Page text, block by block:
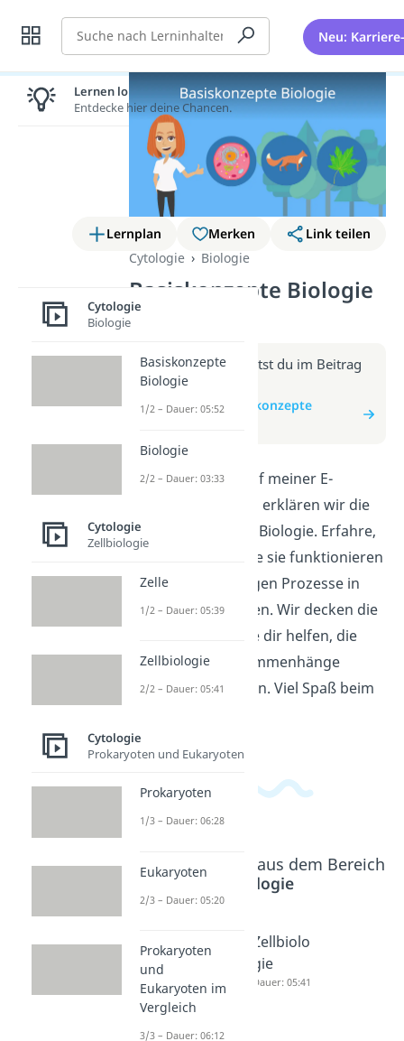
Suche Neu:
Lernplan Merken
Link teilen
Cytologie
Biologie
Basiskonzepte Biologie
(Video)
Weitere Infos erhältst du im Beitrag
zum Video
zum Beitrag: Basiskonzepte
In diesem Video auf meiner E-
Learning Plattform erklären wir die
Basiskonzepte der Biologie. Erfahre,
was Zellen sind, wie sie funktionieren
und welche wichtigen Prozesse in
Lebewesen ablaufen. Wir decken die
Grundlagen ab, die dir helfen, die
biologischen Zusammenhänge
besser zu verstehen. Viel Spaß beim
Beliebte Inhalte aus dem Bereich
Cytologie
Biologie
Dauer: 03:33
Zelle
Zellbiolo
gie
Dauer: 05:41
Lernen lohnt sich!
Entdecke hier deine Chancen.
Cytologie
Biologie
Basiskonzepte
Biologie
1/2 – Dauer: 05:52
Biologie
2/2 – Dauer: 03:33
Cytologie
Zellbiologie
Zelle
1/2 – Dauer: 05:39
Zellbiologie
2/2 – Dauer: 05:41
Cytologie
Prokaryoten und Eukaryoten
Prokaryoten
1/3 – Dauer: 06:28
Eukaryoten
2/3 – Dauer: 05:20
Prokaryoten
und
Eukaryoten im
Vergleich
3/3 – Dauer: 06:12